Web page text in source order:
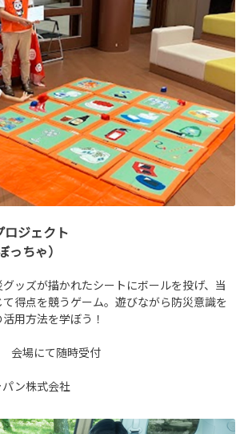
ジェクト
ちゃ）
ッズが描かれたシートにボールを投げ、当
得点を競うゲーム。遊びながら防災意識を
用方法を学ぼう！
会場にて随時受付
ン株式会社